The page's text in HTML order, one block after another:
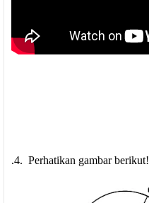
.4. Perhatikan gambar berikut!